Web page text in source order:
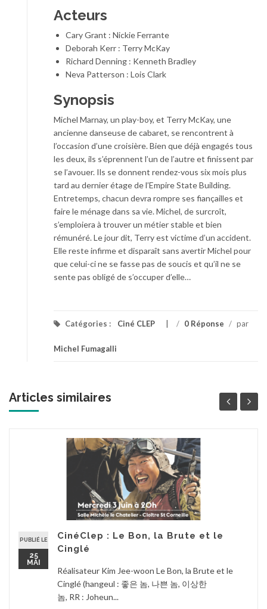
Acteurs
Cary Grant : Nickie Ferrante
Deborah Kerr : Terry McKay
Richard Denning : Kenneth Bradley
Neva Patterson : Lois Clark
Synopsis
Michel Marnay, un play-boy, et Terry McKay, une
ancienne danseuse de cabaret, se rencontrent à
l’occasion d’une croisière. Bien que déjà engagés tous
les deux, ils s’éprennent l’un de l’autre et finissent par
se l’avouer. Ils se donnent rendez-vous six mois plus
tard au dernier étage de l’Empire State Building.
Entretemps, chacun devra rompre ses fiançailles et
faire le ménage dans sa vie. Michel, de surcroît,
s’emploiera à trouver un métier stable et bien
rémunéré. Le jour dit, Terry est victime d’un accident.
Elle reste infirme et disparaît sans avertir Michel pour
que celui-ci ne se fasse pas de soucis et qu’il ne se
sente pas obligé de s’occuper d’elle…
Catégories : Ciné CLEP / 0 Réponse / par
Michel Fumagalli
Articles similaires
PUBLIÉ LE
25
MAI
CinéClep : Le Bon, la Brute et le
Cinglé
Réalisateur Kim Jee-woon Le Bon, la Brute et le
Cinglé (hangeul : 좋은 놈, 나쁜 놈, 이상한
놈, RR : Joheun...